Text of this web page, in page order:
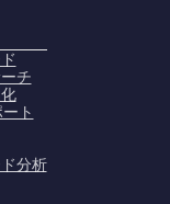
チ
ト
分析